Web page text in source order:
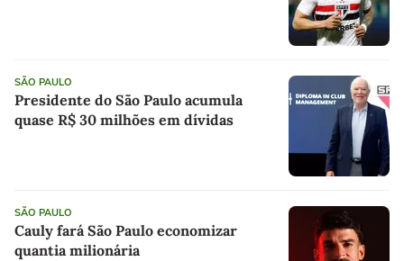
SÃO PAULO
Presidente do São Paulo acumula
quase R$ 30 milhões em dívidas
SÃO PAULO
Cauly fará São Paulo economizar
quantia milionária